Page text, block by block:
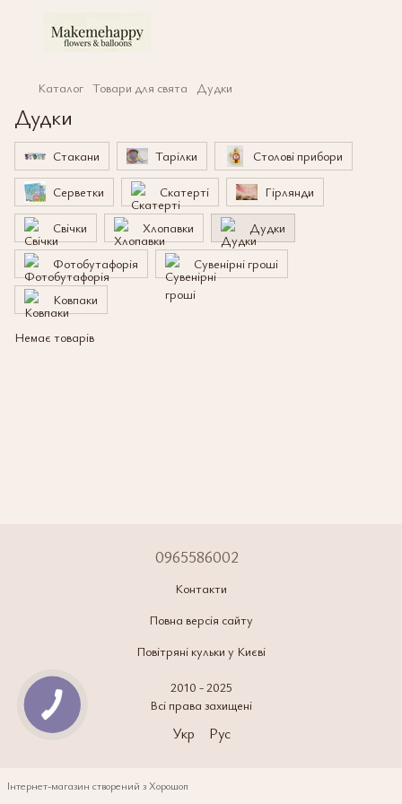
Каталог Товари для свята Дудки
Дудки
Стакани Тарілки Столові прибори
Серветки Скатерті Гірлянди
Свічки Хлопавки Дудки
Фотобутафорія Сувенірні гроші
Ковпаки
Немає товарів
0965586002
Контакти
Повна версія сайту
Повітряні кульки у Києві
2010 - 2025
Всі права захищені
Укр Рус
Інтернет-магазин створений з Хорошоп